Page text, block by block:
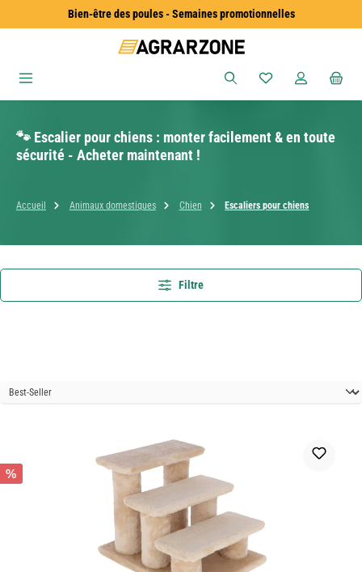
Passer au contenu principalBien-être des poules - Semaines promotionnelles
Vous avez 0
🐾 Escalier pour chiens : monter facilement & en toute
sécurité - Acheter maintenant !
Accueil Animaux domestiques Chien Escaliers pour chiens
Filtre
%